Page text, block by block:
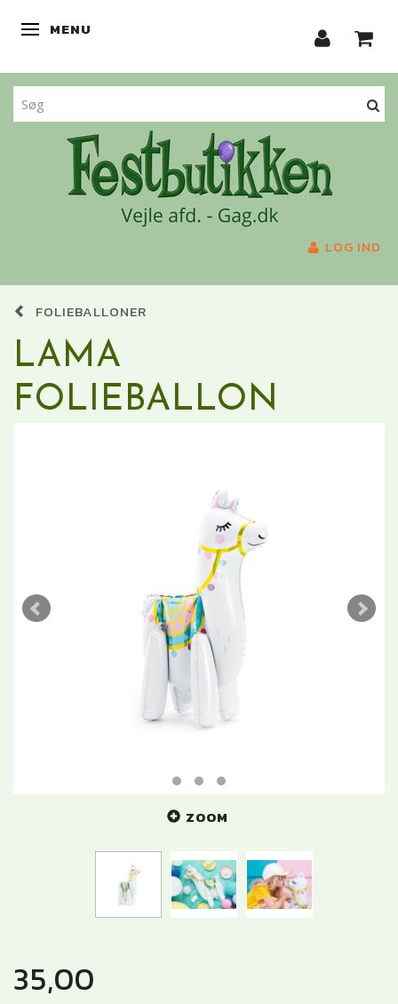
SKIFTE NAVIGATION
MENU
LOG IND
FOLIEBALLONER
LAMA
FOLIEBALLON
ZOOM
35,00